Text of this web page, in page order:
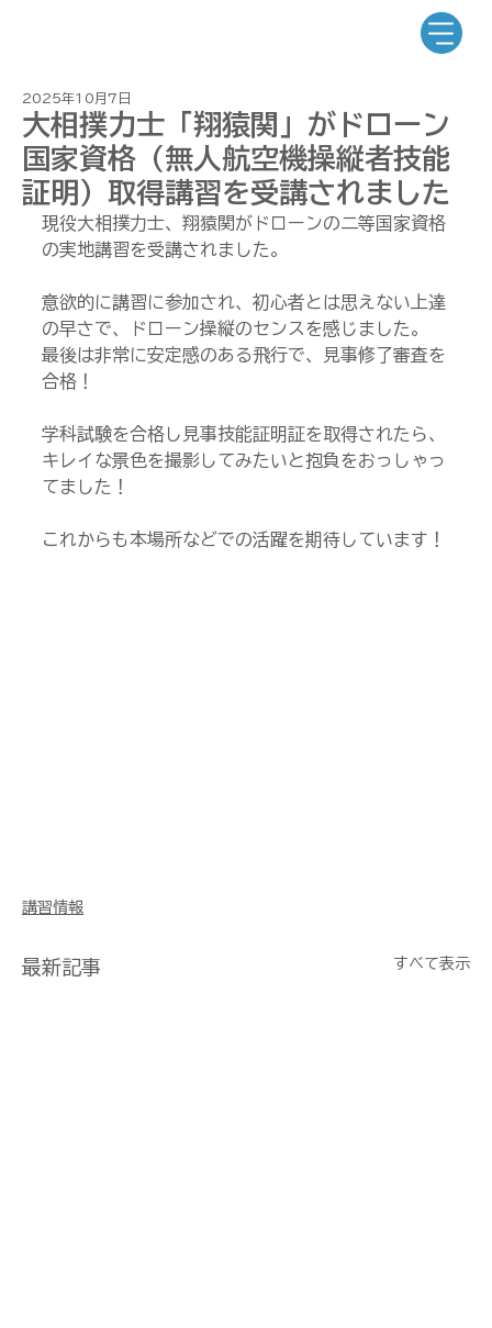
大相撲力士「翔猿関」がドローン
国家資格（無人航空機操縦者技能
証明）​取得講習を受講されました
2025年10月7日
現役大相撲力士、翔猿関がドローンの二等国家資格
の実地講習を受講されました。
意欲的に講習に参加され、初心者とは思えない上達
の早さで、ドローン操縦のセンスを感じました。
最後は非常に安定感のある飛行で、見事修了審査を
合格！
学科試験を合格し見事技能証明証を取得されたら、
キレイな景色を撮影してみたいと抱負をおっしゃっ
てました！
これからも本場所などでの活躍を期待しています！
講習情報
最新記事 すべて表示